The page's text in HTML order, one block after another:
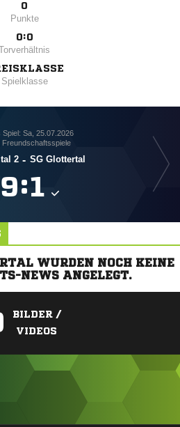
0
Punkte
0:0
Spielklasse
Spiel: Sa, 25.07.2026
Freundschaftsspiele
2 - SG Glottertal
:
WURDEN NOCH KEINE
NEWS ANGELEGT.
BILDER /
VIDEOS